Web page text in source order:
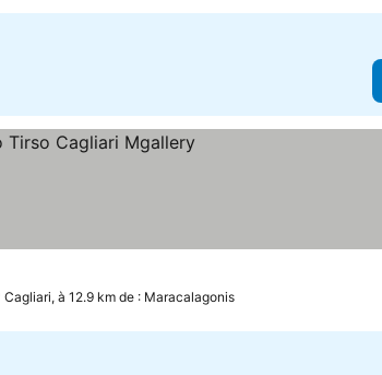
Cagliari, à 12.9 km de : Maracalagonis